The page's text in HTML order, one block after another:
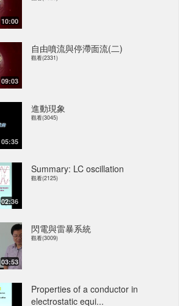
10:00
09:03
自由噴流與停滯面流(二)
觀看(2331)
05:35
進動現象
觀看(3045)
02:36
Summary: LC oscillation
觀看(2125)
03:53
閃電與雷暴系統
觀看(3009)
Properties of a conductor in
electrostatic equi...